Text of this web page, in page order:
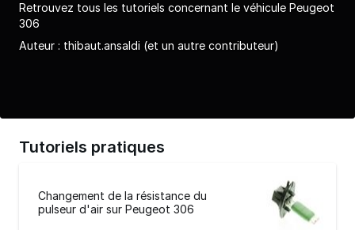
Retrouvez tous les tutoriels concernant le véhicule Peugeot
306
Auteur : thibaut.ansaldi (et un autre contributeur)
Tutoriels pratiques
Changement de la résistance du
pulseur d'air sur Peugeot 306